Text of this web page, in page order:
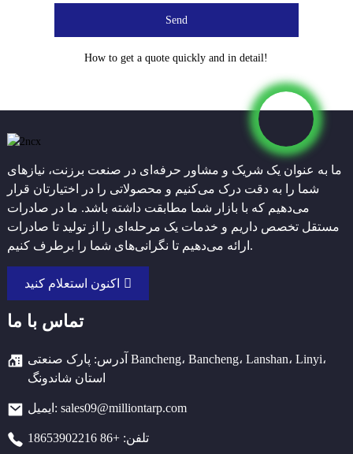
Send
How to get a quote quickly and in detail!
ما به عنوان یک شریک و مشاور حرفه‌ای در صنعت برزنت، نیازهای
شما را به دقت درک می‌کنیم و محصولاتی را در اختیارتان قرار
می‌دهیم که با بازار شما مطابقت داشته باشد. ما در صادرات
مستقل تخصص داریم و خدمات یک مرحله‌ای را از تولید تا صادرات
ارائه می‌دهیم تا نگرانی‌های شما را برطرف کنیم.
اکنون استعلام کنید
تماس با ما
آدرس: پارک صنعتی Bancheng، Bancheng، Lanshan، Linyi،
استان شاندونگ
ایمیل: sales09@milliontarp.com
تلفن: +86 18653902216